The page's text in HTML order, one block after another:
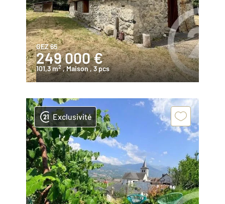
GEZ 65
249 000 €
101,3 m2 , Maison, 3 pcs
Exclusivité